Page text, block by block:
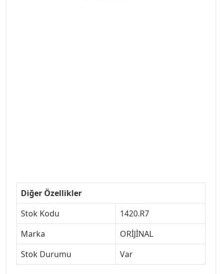
Diğer Özellikler
Stok Kodu
1420.R7
Marka
ORİJİNAL
Stok Durumu
Var